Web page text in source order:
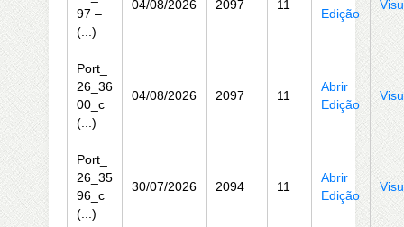
97 –
(...)
04/08/2026 2097 11
Edição
Port_
26_36
00_c
(...)
04/08/2026 2097 11
Abrir
Edição
Port_
26_35
96_c
(...)
30/07/2026 2094 11
Abrir
Edição